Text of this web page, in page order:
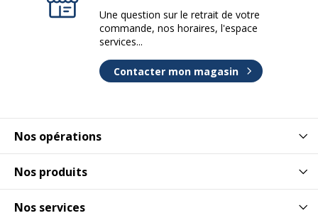
Nos opérations
Nos produits
Nos services
Une question sur le retrait de votre
commande, nos horaires, l'espace
services...
Contacter mon magasin